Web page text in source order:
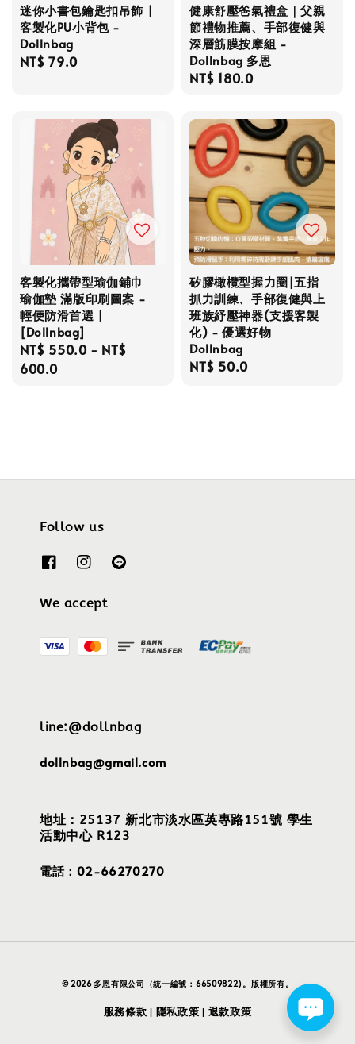
迷你小書包鑰匙扣吊飾 |
客製化PU小背包 -
Dollnbag
Regular
NT$ 79.0
健康舒壓爸氣禮盒｜父親
節禮物推薦、手部復健與
深層筋膜按摩組 -
Dollnbag 多恩
Regular
NT$ 180.0
客製化攜帶型瑜伽鋪巾
瑜伽墊 滿版印刷圖案 -
輕便防滑首選 |
[Dollnbag]
Regular
price
NT$ 550.0 - NT$
600.0
矽膠橄欖型握力圈|五指
抓力訓練、手部復健與上
班族紓壓神器(支援客製
化) - 優選好物
Dollnbag
Regular
NT$ 50.0
Follow us
We accept
line:@dollnbag
dollnbag@gmail.com
地址：25137 新北市淡水區英專路151號 學生
活動中心 R123
電話：02-66270270
© 2026 多恩有限公司（統一編號：66509822)。版權所有。
服務條款 | 隱私政策 | 退款政策